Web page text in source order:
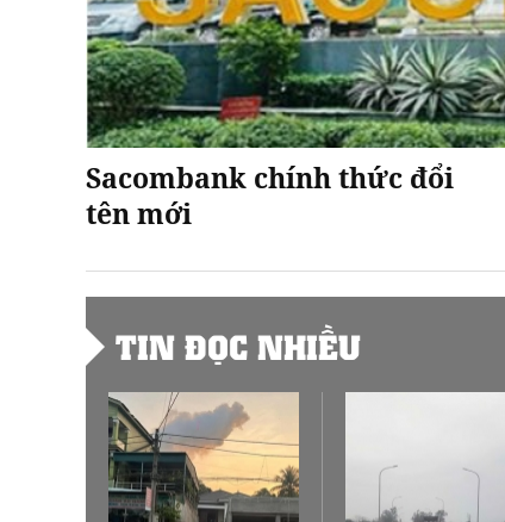
Sacombank chính thức đổi
tên mới
TIN ĐỌC NHIỀU